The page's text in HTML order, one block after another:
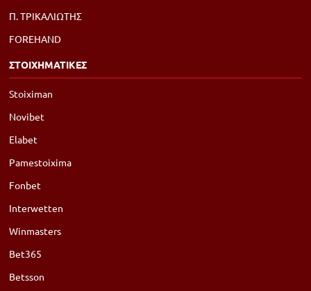
Π. ΤΡΙΚΑΛΙΩΤΗΣ
FOREHAND
ΣΤΟΙΧΗΜΑΤΙΚΕΣ
Stoiximan
Novibet
Elabet
Pamestoixima
Fonbet
Interwetten
Winmasters
Bet365
Betsson